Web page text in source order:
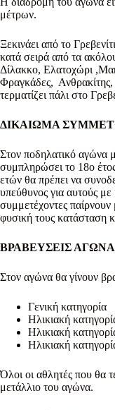
μέτρων.
Ξεκινάει από το
κατά σειρά από τα
Δίλακκο, Ελατοχώρι
Φραγκάδες,
τερματίζει πάλι στο
ΔΙΚΑΙΩΜΑ
Στον ποδηλατικό αγώνα
συμπληρώσει το 18ο
ετών θα πρέπει να
υπεύθυνος για αυτούς
συμμετέχοντες
φυσική τους κατάσταση
ΒΡΑΒΕΥΣΕΙΣ ΑΓΩΝΑ
Στον αγώνα θα γίνουν
Γενική κατηγορία
Ηλικιακή
Ηλικιακή
Ηλικιακή
Όλοι οι αθλητές που θα
μετάλλιο του αγώνα.